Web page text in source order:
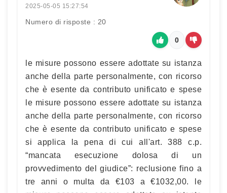
2025-05-05 15:27:54
Numero di risposte : 20
0
le misure possono essere adottate su istanza
anche della parte personalmente, con ricorso
che è esente da contributo unificato e spese
le misure possono essere adottate su istanza
anche della parte personalmente, con ricorso
che è esente da contributo unificato e spese
si applica la pena di cui all'art. 388 c.p.
“mancata esecuzione dolosa di un
provvedimento del giudice”: reclusione fino a
tre anni o multa da €103 a €1032,00. le